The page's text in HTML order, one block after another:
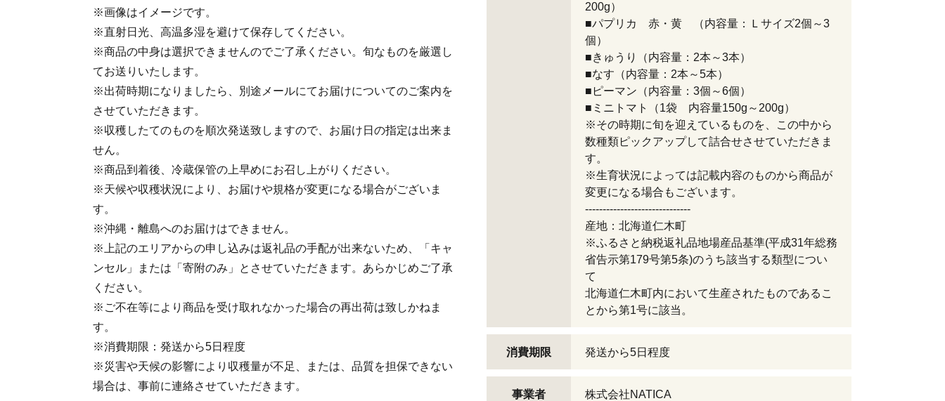
※画像はイメージです。
※直射日光、高温多湿を避けて保存してください。
※商品の中身は選択できませんのでご了承ください。旬なものを厳選し
てお送りいたします。
※出荷時期になりましたら、別途メールにてお届けについてのご案内を
させていただきます。
※収穫したてのものを順次発送致しますので、お届け日の指定は出来ま
せん。
※商品到着後、冷蔵保管の上早めにお召し上がりください。
※天候や収穫状況により、お届けや規格が変更になる場合がございま
す。
※沖縄・離島へのお届けはできません。
※上記のエリアからの申し込みは返礼品の手配が出来ないため、「キャ
ンセル」または「寄附のみ」とさせていただきます。あらかじめご了承
ください。
※ご不在等により商品を受け取れなかった場合の再出荷は致しかねま
す。
※消費期限：発送から5日程度
※災害や天候の影響により収穫量が不足、または、品質を担保できない
場合は、事前に連絡させていただきます。
200g）
■パプリカ 赤・黄 （内容量：Ｌサイズ2個～3
個）
■きゅうり（内容量：2本～3本）
■なす（内容量：2本～5本）
■ピーマン（内容量：3個～6個）
■ミニトマト（1袋 内容量150g～200g）
※その時期に旬を迎えているものを、この中から
数種類ピックアップして詰合せさせていただきま
す。
※生育状況によっては記載内容のものから商品が
変更になる場合もございます。
------------------------------
産地：北海道仁木町
※ふるさと納税返礼品地場産品基準(平成31年総務
省告示第179号第5条)のうち該当する類型につい
て
北海道仁木町内において生産されたものであるこ
とから第1号に該当。
消費期限 発送から5日程度
事業者 株式会社NATICA